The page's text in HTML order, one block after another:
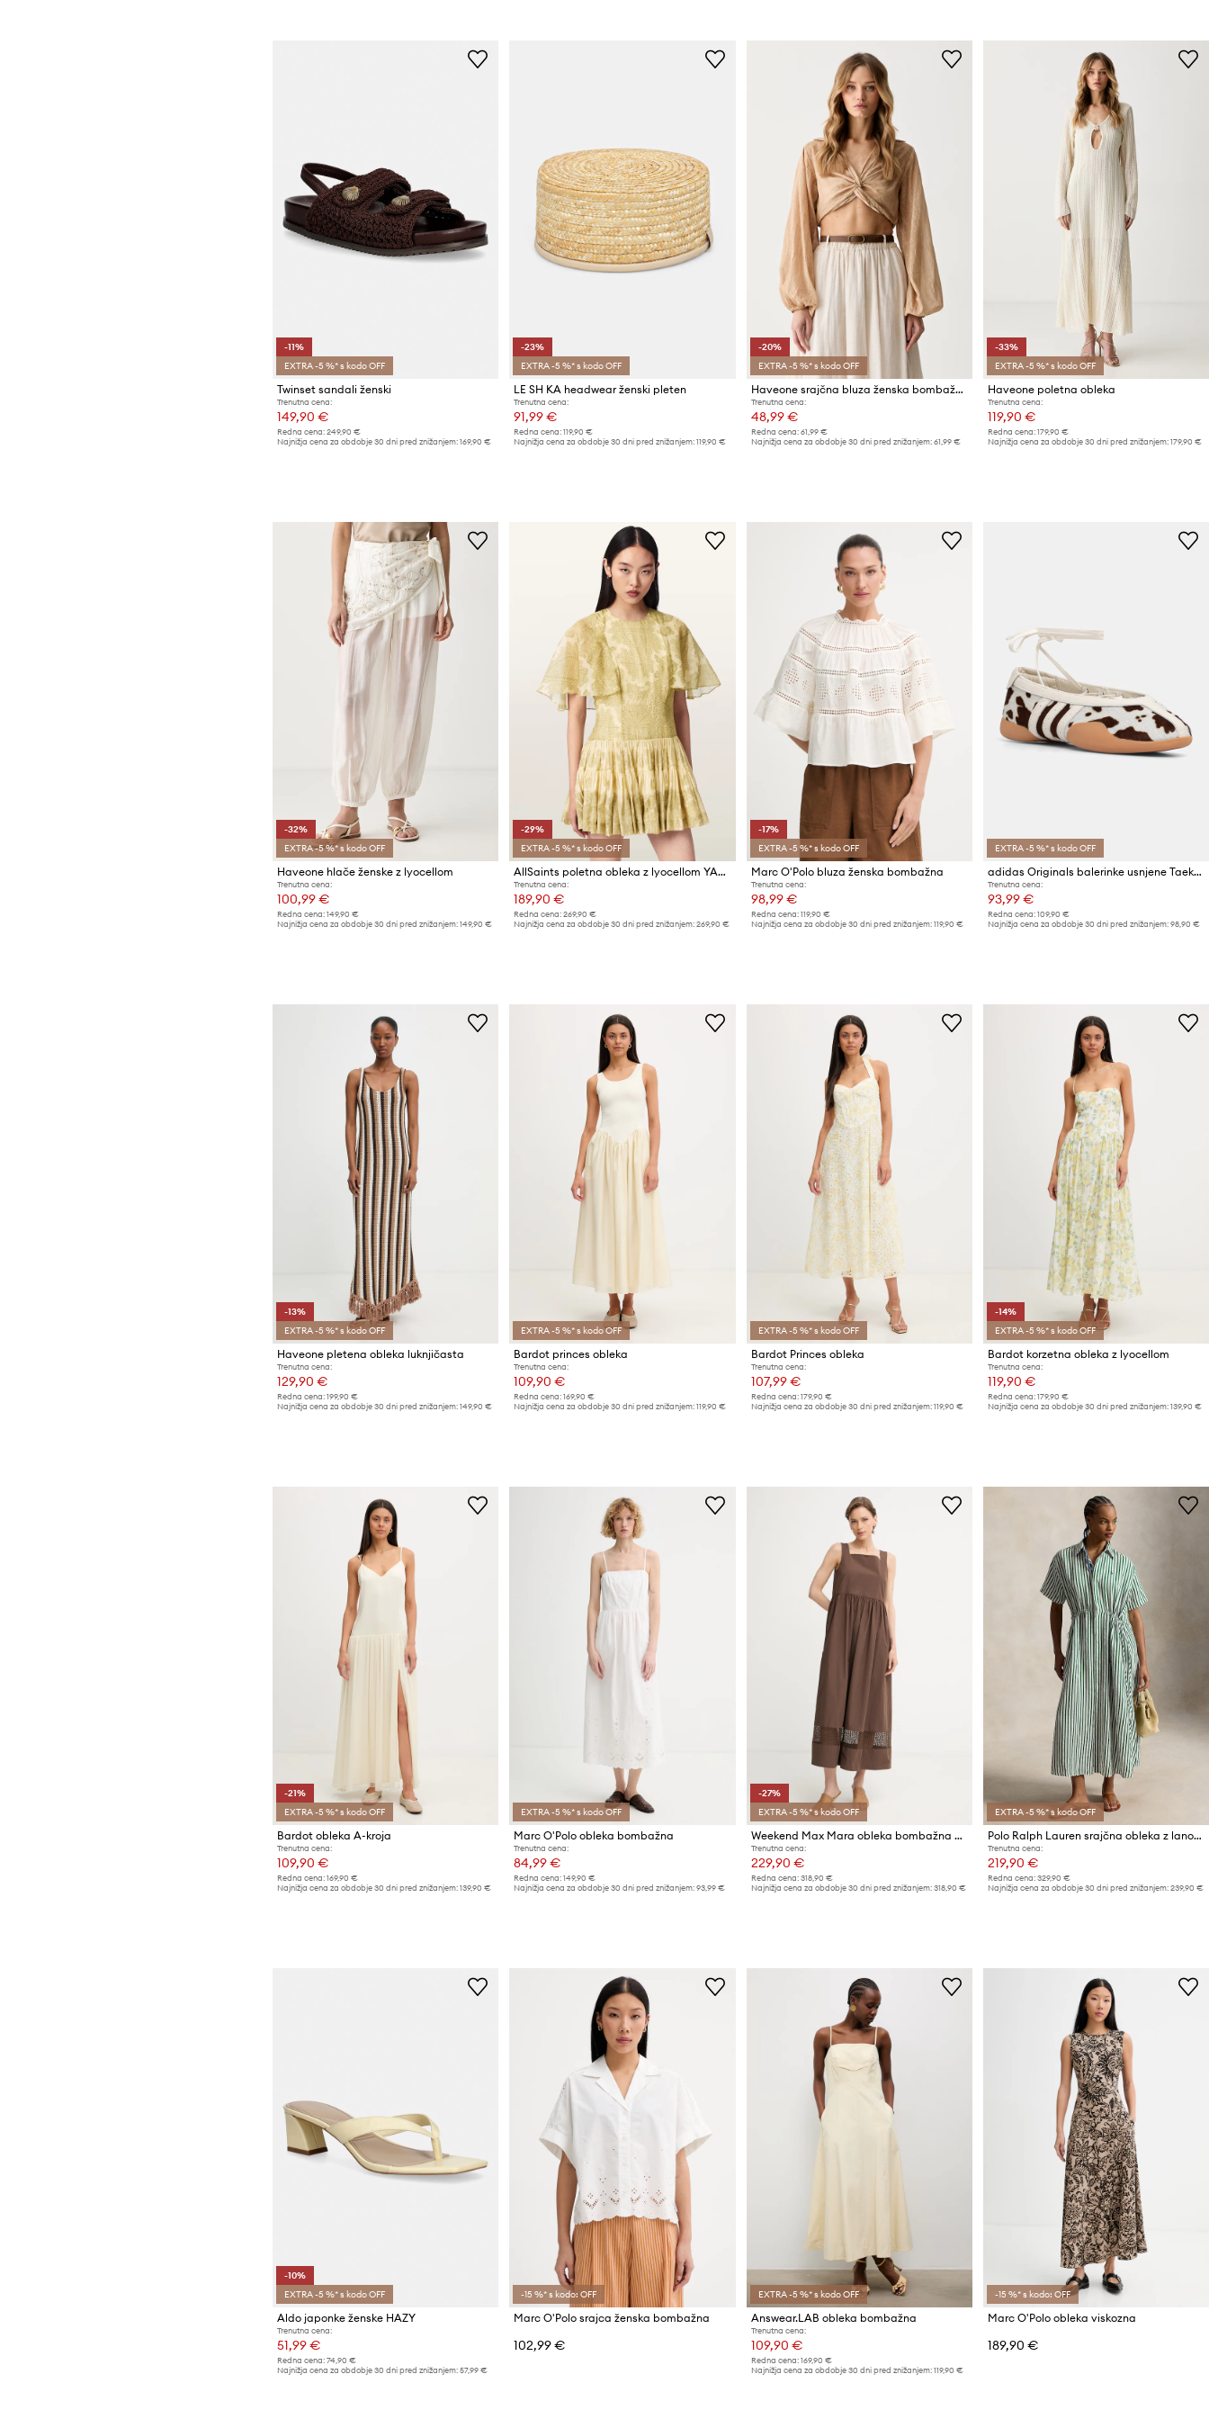
-11%
EXTRA -5 %* s kodo OFF
Twinset sandali ženski
Trenutna cena:
149,90 €
Redna cena: 249,90 €
Najnižja cena za obdobje 30 dni pred znižanjem: 169,90 €
-23%
EXTRA -5 %* s kodo OFF
LE SH KA headwear ženski pleten
Trenutna cena:
91,99 €
Redna cena: 119,90 €
Najnižja cena za obdobje 30 dni pred znižanjem: 119,90 €
-20%
EXTRA -5 %* s kodo OFF
Haveone srajčna bluza ženska bombažna
Trenutna cena:
48,99 €
Redna cena: 61,99 €
Najnižja cena za obdobje 30 dni pred znižanjem: 61,99 €
-33%
EXTRA -5 %* s kodo OFF
Haveone poletna obleka
Trenutna cena:
119,90 €
Redna cena: 179,90 €
Najnižja cena za obdobje 30 dni pred znižanjem: 179,90 €
-32%
EXTRA -5 %* s kodo OFF
Haveone hlače ženske z lyocellom
Trenutna cena:
100,99 €
Redna cena: 149,90 €
Najnižja cena za obdobje 30 dni pred znižanjem: 149,90 €
-29%
EXTRA -5 %* s kodo OFF
AllSaints poletna obleka z lyocellom YANNA
Trenutna cena:
189,90 €
Redna cena: 269,90 €
Najnižja cena za obdobje 30 dni pred znižanjem: 269,90 €
-17%
EXTRA -5 %* s kodo OFF
Marc O'Polo bluza ženska bombažna
Trenutna cena:
98,99 €
Redna cena: 119,90 €
Najnižja cena za obdobje 30 dni pred znižanjem: 119,90 €
EXTRA -5 %* s kodo OFF
adidas Originals balerinke usnjene Taekwondo Mei
Trenutna cena:
93,99 €
Redna cena: 109,90 €
Najnižja cena za obdobje 30 dni pred znižanjem: 98,90 €
-13%
EXTRA -5 %* s kodo OFF
Haveone pletena obleka luknjičasta
Trenutna cena:
129,90 €
Redna cena: 199,90 €
Najnižja cena za obdobje 30 dni pred znižanjem: 149,90 €
EXTRA -5 %* s kodo OFF
Bardot princes obleka
Trenutna cena:
109,90 €
Redna cena: 169,90 €
Najnižja cena za obdobje 30 dni pred znižanjem: 119,90 €
EXTRA -5 %* s kodo OFF
Bardot Princes obleka
Trenutna cena:
107,99 €
Redna cena: 179,90 €
Najnižja cena za obdobje 30 dni pred znižanjem: 119,90 €
-14%
EXTRA -5 %* s kodo OFF
Bardot korzetna obleka z lyocellom
Trenutna cena:
119,90 €
Redna cena: 179,90 €
Najnižja cena za obdobje 30 dni pred znižanjem: 139,90 €
-21%
EXTRA -5 %* s kodo OFF
Bardot obleka A-kroja
Trenutna cena:
109,90 €
Redna cena: 169,90 €
Najnižja cena za obdobje 30 dni pred znižanjem: 139,90 €
EXTRA -5 %* s kodo OFF
Marc O'Polo obleka bombažna
Trenutna cena:
84,99 €
Redna cena: 149,90 €
Najnižja cena za obdobje 30 dni pred znižanjem: 93,99 €
-27%
EXTRA -5 %* s kodo OFF
Weekend Max Mara obleka bombažna GOLA
Trenutna cena:
229,90 €
Redna cena: 318,90 €
Najnižja cena za obdobje 30 dni pred znižanjem: 318,90 €
EXTRA -5 %* s kodo OFF
Polo Ralph Lauren srajčna obleka z lanom
Trenutna cena:
219,90 €
Redna cena: 329,90 €
Najnižja cena za obdobje 30 dni pred znižanjem: 239,90 €
-10%
EXTRA -5 %* s kodo OFF
Aldo japonke ženske HAZY
Trenutna cena:
51,99 €
Redna cena: 74,90 €
Najnižja cena za obdobje 30 dni pred znižanjem: 57,99 €
-15 %* s kodo: OFF
Marc O'Polo srajca ženska bombažna
102,99 €
EXTRA -5 %* s kodo OFF
Answear.LAB obleka bombažna
Trenutna cena:
109,90 €
Redna cena: 169,90 €
Najnižja cena za obdobje 30 dni pred znižanjem: 119,90 €
-15 %* s kodo: OFF
Marc O'Polo obleka viskozna
189,90 €